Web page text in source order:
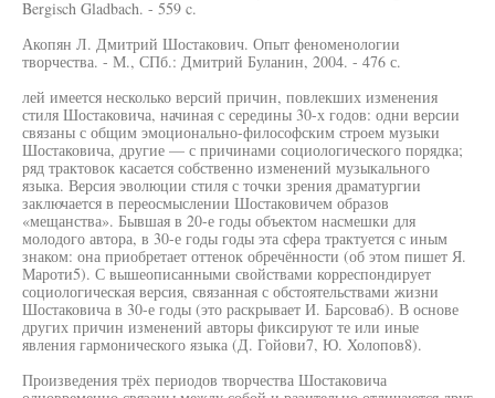
Bergisch Gladbach. - 559 c.
Акопян Л. Дмитрий Шостакович. Опыт феноменологии
творчества. - М., СПб.: Дмитрий Буланин, 2004. - 476 с.
лей имеется несколько версий причин, повлекших изменения
стиля Шостаковича, начиная с середины 30-х годов: одни версии
связаны с общим эмоционально-философским строем музыки
Шостаковича, другие — с причинами социологического порядка;
ряд трактовок касается собственно изменений музыкального
языка. Версия эволюции стиля с точки зрения драматургии
заключается в переосмыслении Шостаковичем образов
«мещанства». Бывшая в 20-е годы объектом насмешки для
молодого автора, в 30-е годы годы эта сфера трактуется с иным
знаком: она приобретает оттенок обречённости (об этом пишет Я.
Мароти5). С вышеописанными свойствами корреспондирует
социологическая версия, связанная с обстоятельствами жизни
Шостаковича в 30-е годы (это раскрывает И. Барсова6). В основе
других причин изменений авторы фиксируют те или иные
явления гармонического языка (Д. Гойови7, Ю. Холопов8).
Произведения трёх периодов творчества Шостаковича